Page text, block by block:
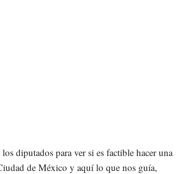
diputados para ver si es factible hacer una
de México y aquí lo que nos guía,